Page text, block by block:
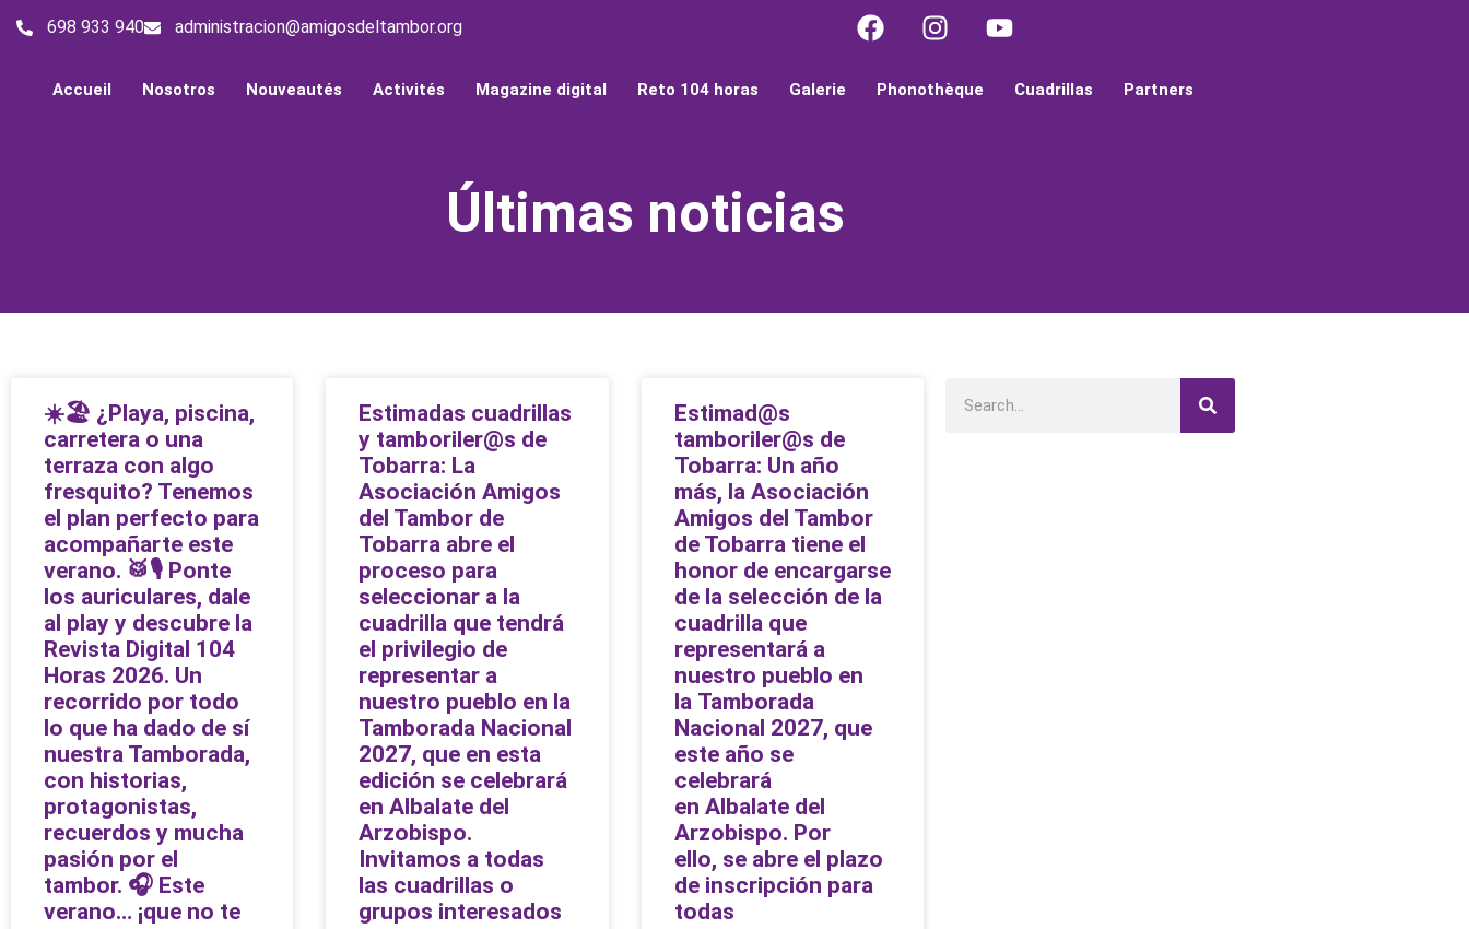
698 933 940 administracion@amigosdeltambor.org
Accueil Nosotros Nouveautés Activités Magazine digital Reto 104 horas Galerie Phonothèque Cuadrillas Partners
Últimas noticias
☀️🏖️ ¿Playa, piscina,
carretera o una
terraza con algo
fresquito? Tenemos
el plan perfecto para
acompañarte este
verano. 🥁🎙️ Ponte
los auriculares, dale
al play y descubre la
Revista Digital 104
Horas 2026. Un
recorrido por todo
lo que ha dado de sí
nuestra Tamborada,
con historias,
protagonistas,
recuerdos y mucha
pasión por el
tambor. 🎧 Este
verano… ¡que no te
Estimadas cuadrillas
y tamboriler@s de
Tobarra: La
Asociación Amigos
del Tambor de
Tobarra abre el
proceso para
seleccionar a la
cuadrilla que tendrá
el privilegio de
representar a
nuestro pueblo en la
Tamborada Nacional
2027, que en esta
edición se celebrará
en Albalate del
Arzobispo.
Invitamos a todas
las cuadrillas o
grupos interesados
Estimad@s
tamboriler@s de
Tobarra: Un año
más, la Asociación
Amigos del Tambor
de Tobarra tiene el
honor de encargarse
de la selección de la
cuadrilla que
representará a
nuestro pueblo en
la Tamborada
Nacional 2027, que
este año se
celebrará
en Albalate del
Arzobispo. Por
ello, se abre el plazo
de inscripción para
todas